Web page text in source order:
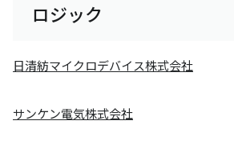
ロジック
日清紡マイクロデバイス株式会社
サンケン電気株式会社